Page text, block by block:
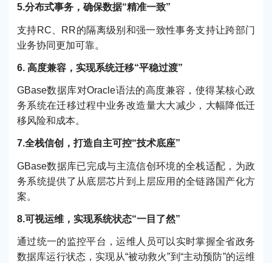
5.分布式事务，确保数据“精准一致”
支持RC、RR的隔离级别和强一致性事务支持让跨部门
业务协同更加可靠。
6. 高度兼容，实现系统迁移“平稳过渡”
GBase数据库对Oracle语法的高度兼容，使得某核心政
务系统在迁移过程中业务改造量大大减少，大幅降低迁
移风险和成本。
7.全栈信创，打造自主可控“技术底座”
GBase数据库已完成与主流信创环境的全栈适配，为政
务系统提供了从底层芯片到上层应用的全链路国产化方
案。
8.可视运维，实现系统状态“一目了然”
通过统一的监控平台，运维人员可以实时掌握全省政务
数据库运行状态，实现从“被动救火”到“主动预防”的运维